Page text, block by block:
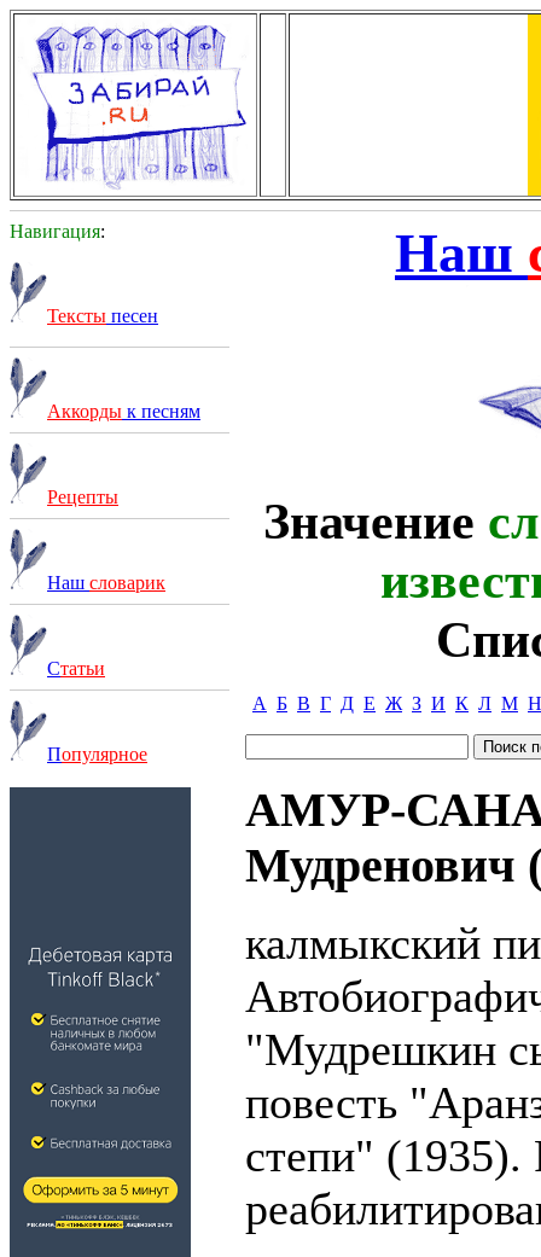
Навигация:
Тексты песен
Аккорды к песням
Рецепты
Наш словарик
Статьи
Популярное
Наш
Значение
А Б В Г Д Е Ж З И К Л М Н
АМУР-
Мудренович
калмыкский
"Мудрешкин
повесть
степи" (1935).